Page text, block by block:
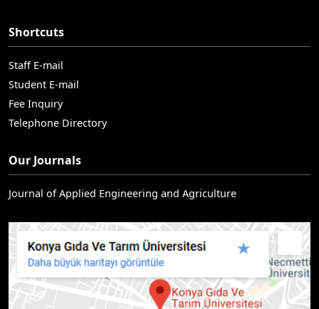
Shortcuts
Staff E-mail
Student E-mail
Fee Inquiry
Telephone Directory
Our Journals
Journal of Applied Engineering and Agriculture